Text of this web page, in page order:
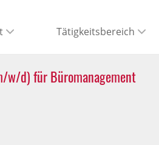
Tätigkeitsbereich
w/d) für Büromanagement